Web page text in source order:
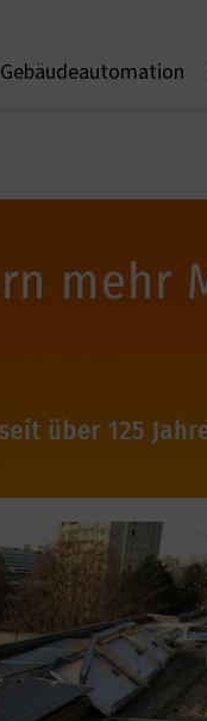
Gebäudeautomation